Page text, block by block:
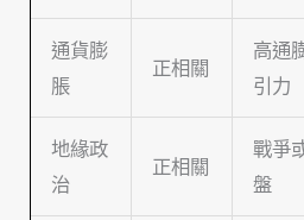
通貨膨
脹
正相關
高通
引力
地緣政
治
正相關
戰爭
盤